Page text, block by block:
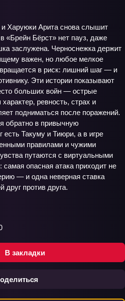
В закладки
и Харуюки Арита снова слышит
«Брейн Бёрст» нет пауз, даже
заслужена. Черноснежка держит
важен, но любое мелкое
в риск: лишний шаг — и
Эти истории показывают
больших войн — острые
ревность, страх и
подниматься после поражений.
обратно в привычную
есть Такуму и Тиюри, а в игре
правилами и чужими
путаются с виртуальными
самая опасная атака приходит не
— и одна неверная ставка
друг против друга.